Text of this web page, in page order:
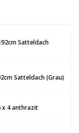
Satteldach
Satteldach (Grau)
x 4 anthrazit